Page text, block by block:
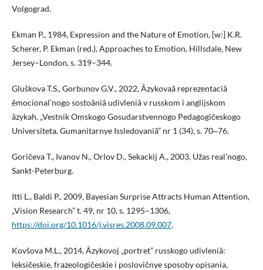
Volgograd.
Ekman P., 1984, Expression and the Nature of Emotion, [w:] K.R.
Scherer, P. Ekman (red.), Approaches to Emotion, Hillsdale, New
Jersey–London, s. 319–344.
Gluškova T.S., Gorbunov G.V., 2022, Âzykovaâ reprezentaciâ
êmocional’nogo sostoâniâ udivleniâ v russkom i anglijskom
âzykah, „Vestnik Omskogo Gosudarstvennogo Pedagogičeskogo
Universiteta. Gumanitarnye Issledovaniâ” nr 1 (34), s. 70‒76.
Goričeva T., Ivanov N., Orlov D., Sekackij A., 2003, Užas real’nogo,
Sankt-Peterburg.
Itti L., Baldi P., 2009, Bayesian Surprise Attracts Human Attention,
„Vision Research” t. 49, nr 10, s. 1295–1306,
https://doi.org/10.1016/j.visres.2008.09.007.
Kovšova M.L., 2014, Âzykovoj „portret” russkogo udivleniâ:
leksičeskie, frazeologičeskie i poslovičnye sposoby opisania,